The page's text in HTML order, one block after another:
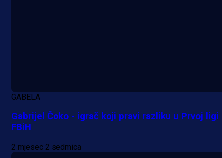
GABELA
Gabrijel Čoko - igrač koji pravi razliku u Prvoj ligi
FBiH
2 mjesec 2 sedmica